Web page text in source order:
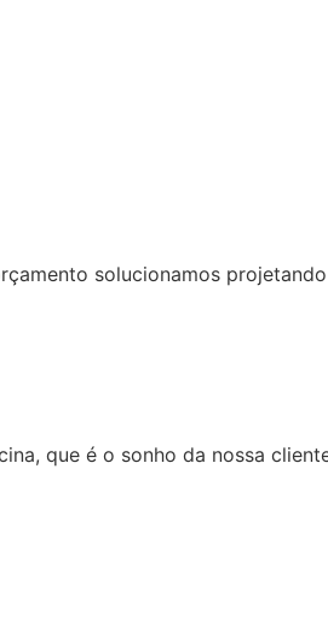
solucionamos
que é o sonho da nossa